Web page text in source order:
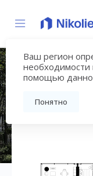
Ваш регион
необходимости
помощью
Понятно
ЖК
Вернуться